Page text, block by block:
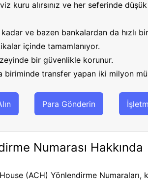
kuru alırsınız ve her seferinde
ve bazen bankalardan da hızlı
içinde tamamlanıyor.
bir güvenlikle korunur.
transfer yapan iki milyon
Para Gönderin
Numarası Hakkında
(ACH) Yönlendirme Numaraları,